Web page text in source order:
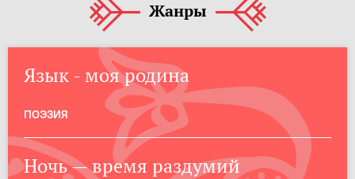
Жанры
Язык - моя родина
ПОЭЗИЯ
Ночь — время раздумий